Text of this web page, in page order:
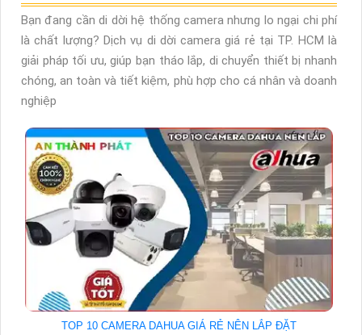
Bạn đang cần di dời hệ thống camera nhưng lo ngại chi phí
là chất lượng? Dịch vụ di dời camera giá rẻ tại TP. HCM là
giải pháp tối ưu, giúp bạn tháo lắp, di chuyển thiết bị nhanh
chóng, an toàn và tiết kiệm, phù hợp cho cá nhân và doanh
nghiệp
TOP 10 CAMERA DAHUA GIÁ RẺ NÊN LẮP ĐẶT